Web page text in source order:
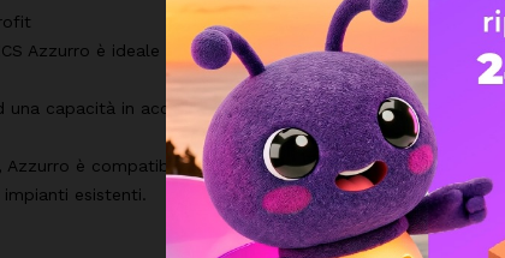
Azzurro è ideale per ottimizzare l'indipendenza energetica
una capacità in accumulo fino a 25kWh, si adatta ad ogni
Azzurro è compatibile con ogni tipo di tecnologia (solare,
esistenti.